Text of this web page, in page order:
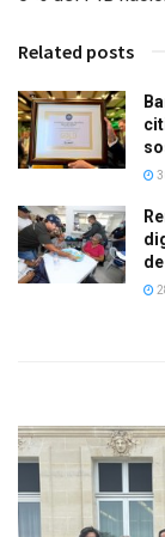
Related posts